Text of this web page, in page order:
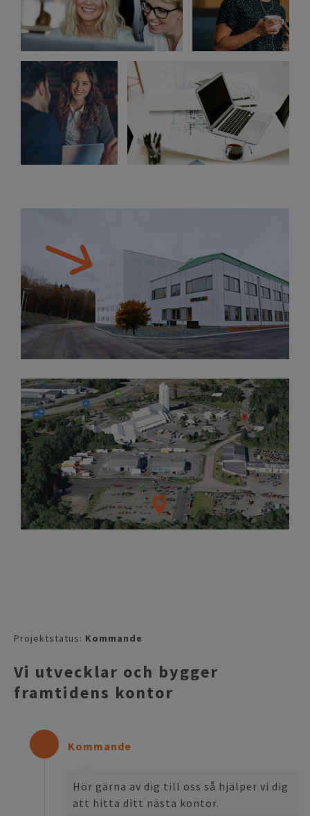
Projektstatus: Kommande
Vi utvecklar och bygger
framtidens kontor
Kommande
Hör gärna av dig till oss så hjälper vi dig
att hitta ditt nästa kontor.